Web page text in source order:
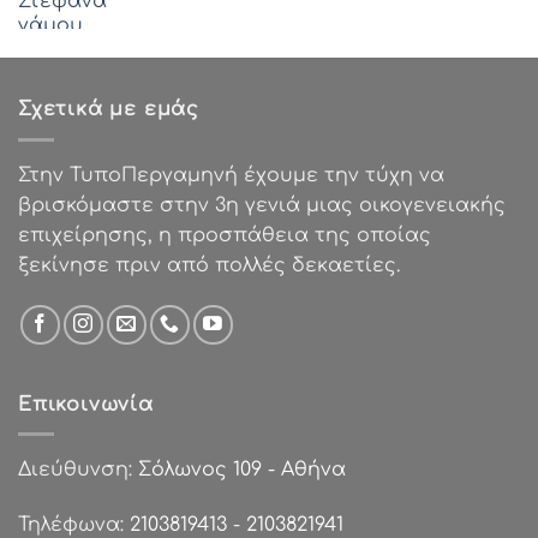
€85.00.είναι:
Σχετικά με εμάς
Στην ΤυποΠεργαμηνή έχουμε την τύχη να
βρισκόμαστε στην 3η γενιά μιας οικογενειακής
επιχείρησης, η προσπάθεια της οποίας
ξεκίνησε πριν από πολλές δεκαετίες.
Επικοινωνία
Διεύθυνση: Σόλωνος 109 - Αθήνα
Τηλέφωνα: 2103819413 - 2103821941